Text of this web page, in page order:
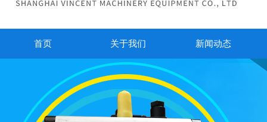
首页 关于我们 新闻动态